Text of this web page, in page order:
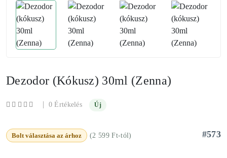
Dezodor (kókusz) 30ml (Zenna)
| 0 Értékelés Új
Bolt választása az árhoz (2 599 Ft-tól) #573